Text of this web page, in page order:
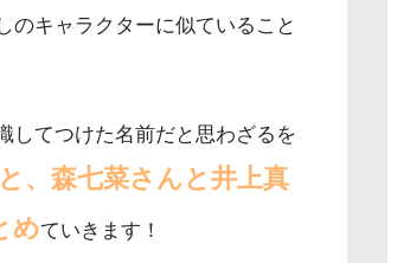
のキャラクターに似ていること
してつけた名前だと思わざるを
、森七菜さんと井上真
めていきます！